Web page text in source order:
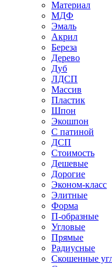
Материал
МДФ
Эмаль
Акрил
Береза
Дерево
Дуб
ЛДСП
Массив
Пластик
Шпон
Экошпон
С патиной
ДСП
Стоимость
Дешевые
Дорогие
Эконом-класс
Элитные
Форма
П-образные
Угловые
Прямые
Радиусные
Скошенные